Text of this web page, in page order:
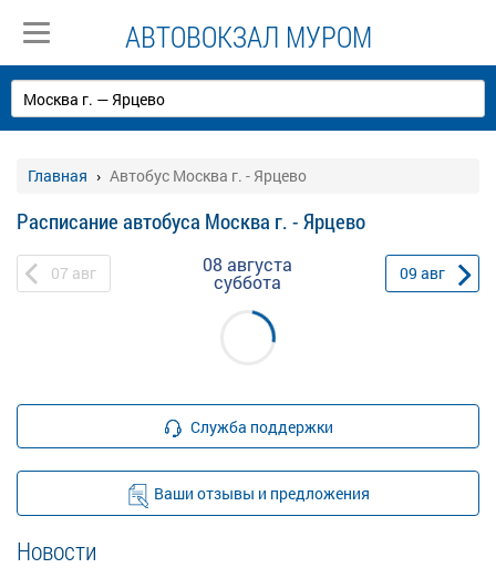
АВТОВОКЗАЛ МУРОМ
Главная Автобус Москва г. - Ярцево
Расписание автобуса Москва г. - Ярцево
07 авг 08 августа
суббота 09 авг
Служба поддержки
Ваши отзывы и предложения
Новости